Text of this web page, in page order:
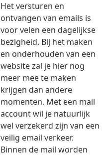
Het versturen en
ontvangen van emails is
voor velen een dagelijkse
bezigheid. Bij het maken
en onderhouden van een
website zal je hier nog
meer mee te maken
krijgen dan andere
momenten. Met een mail
account wil je natuurlijk
wel verzekerd zijn van een
veilig email verkeer.
Binnen de mail worden